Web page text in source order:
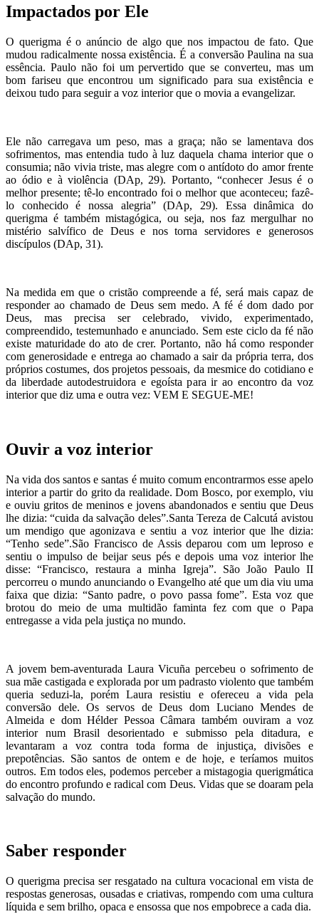
Impactados por Ele
O querigma é o anúncio de algo que nos impactou de fato. Que
mudou radicalmente nossa existência. É a conversão Paulina na sua
essência. Paulo não foi um pervertido que se converteu, mas um
bom fariseu que encontrou um significado para sua existência e
deixou tudo para seguir a voz interior que o movia a evangelizar.
Ele não carregava um peso, mas a graça; não se lamentava dos
sofrimentos, mas entendia tudo à luz daquela chama interior que o
consumia; não vivia triste, mas alegre com o antídoto do amor frente
ao ódio e à violência (DAp, 29). Portanto, “conhecer Jesus é o
melhor presente; tê-lo encontrado foi o melhor que aconteceu; fazê-
lo conhecido é nossa alegria” (DAp, 29). Essa dinâmica do
querigma é também mistagógica, ou seja, nos faz mergulhar no
mistério salvífico de Deus e nos torna servidores e generosos
discípulos (DAp, 31).
Na medida em que o cristão compreende a fé, será mais capaz de
responder ao chamado de Deus sem medo. A fé é dom dado por
Deus, mas precisa ser celebrado, vivido, experimentado,
compreendido, testemunhado e anunciado. Sem este ciclo da fé não
existe maturidade do ato de crer. Portanto, não há como responder
com generosidade e entrega ao chamado a sair da própria terra, dos
próprios costumes, dos projetos pessoais, da mesmice do cotidiano e
da liberdade autodestruidora e egoísta para ir ao encontro da voz
interior que diz uma e outra vez: VEM E SEGUE-ME!
Ouvir a voz interior
Na vida dos santos e santas é muito comum encontrarmos esse apelo
interior a partir do grito da realidade. Dom Bosco, por exemplo, viu
e ouviu gritos de meninos e jovens abandonados e sentiu que Deus
lhe dizia: “cuida da salvação deles”.Santa Tereza de Calcutá avistou
um mendigo que agonizava e sentiu a voz interior que lhe dizia:
“Tenho sede”.São Francisco de Assis deparou com um leproso e
sentiu o impulso de beijar seus pés e depois uma voz interior lhe
disse: “Francisco, restaura a minha Igreja”. São João Paulo II
percorreu o mundo anunciando o Evangelho até que um dia viu uma
faixa que dizia: “Santo padre, o povo passa fome”. Esta voz que
brotou do meio de uma multidão faminta fez com que o Papa
entregasse a vida pela justiça no mundo.
A jovem bem-aventurada Laura Vicuña percebeu o sofrimento de
sua mãe castigada e explorada por um padrasto violento que também
queria seduzi-la, porém Laura resistiu e ofereceu a vida pela
conversão dele. Os servos de Deus dom Luciano Mendes de
Almeida e dom Hélder Pessoa Câmara também ouviram a voz
interior num Brasil desorientado e submisso pela ditadura, e
levantaram a voz contra toda forma de injustiça, divisões e
prepotências. São santos de ontem e de hoje, e teríamos muitos
outros. Em todos eles, podemos perceber a mistagogia querigmática
do encontro profundo e radical com Deus. Vidas que se doaram pela
salvação do mundo.
Saber responder
O querigma precisa ser resgatado na cultura vocacional em vista de
respostas generosas, ousadas e criativas, rompendo com uma cultura
líquida e sem brilho, opaca e ensossa que nos empobrece a cada dia.